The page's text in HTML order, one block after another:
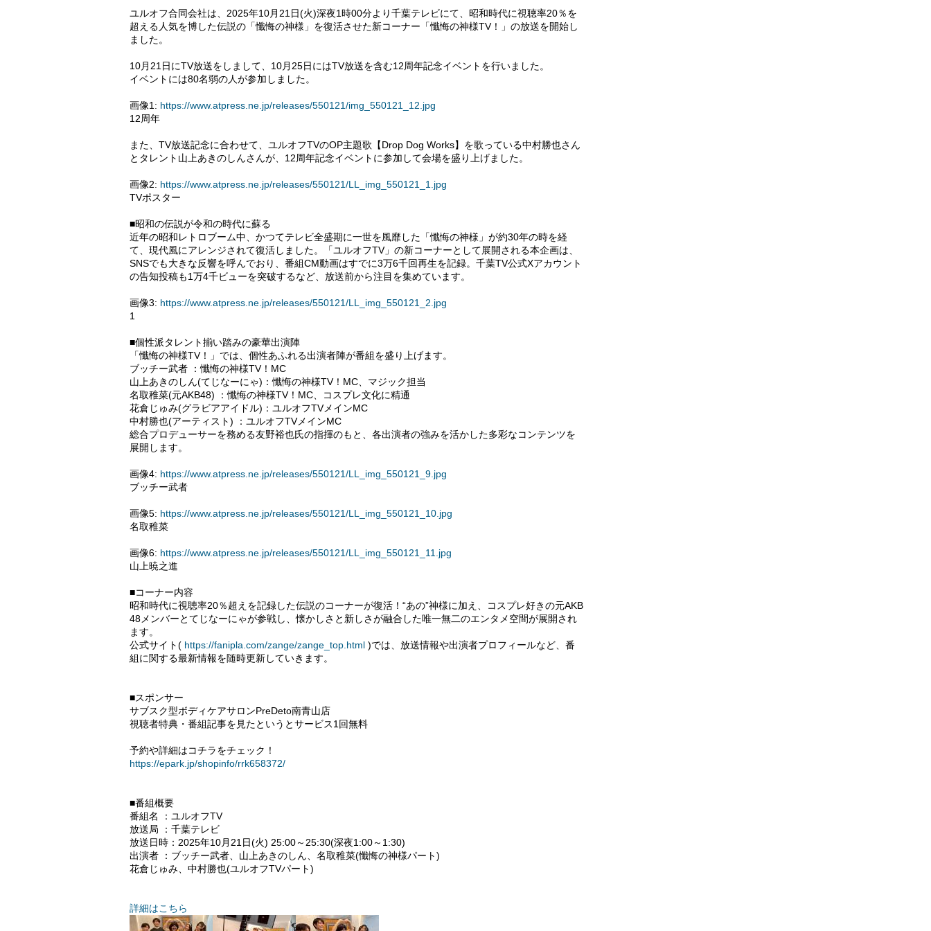
ユルオフ合同会社は、2025年10月21日(火)深夜1時00分より千葉テレビにて、昭和時代に視聴率20％を
超える人気を博した伝説の「懺悔の神様」を復活させた新コーナー「懺悔の神様TV！」の放送を開始し
ました。
10月21日にTV放送をしまして、10月25日にはTV放送を含む12周年記念イベントを行いました。
イベントには80名弱の人が参加しました。
画像1: https://www.atpress.ne.jp/releases/550121/img_550121_12.jpg
12周年
また、TV放送記念に合わせて、ユルオフTVのOP主題歌【Drop Dog Works】を歌っている中村勝也さん
とタレント山上あきのしんさんが、12周年記念イベントに参加して会場を盛り上げました。
画像2: https://www.atpress.ne.jp/releases/550121/LL_img_550121_1.jpg
TVポスター
■昭和の伝説が令和の時代に蘇る
近年の昭和レトロブーム中、かつてテレビ全盛期に一世を風靡した「懺悔の神様」が約30年の時を経
て、現代風にアレンジされて復活しました。「ユルオフTV」の新コーナーとして展開される本企画は、
SNSでも大きな反響を呼んでおり、番組CM動画はすでに3万6千回再生を記録。千葉TV公式Xアカウント
の告知投稿も1万4千ビューを突破するなど、放送前から注目を集めています。
画像3: https://www.atpress.ne.jp/releases/550121/LL_img_550121_2.jpg
1
■個性派タレント揃い踏みの豪華出演陣
「懺悔の神様TV！」では、個性あふれる出演者陣が番組を盛り上げます。
ブッチー武者 ：懺悔の神様TV！MC
山上あきのしん(てじなーにゃ)：懺悔の神様TV！MC、マジック担当
名取稚菜(元AKB48) ：懺悔の神様TV！MC、コスプレ文化に精通
花倉じゅみ(グラビアアイドル)：ユルオフTVメインMC
中村勝也(アーティスト) ：ユルオフTVメインMC
総合プロデューサーを務める友野裕也氏の指揮のもと、各出演者の強みを活かした多彩なコンテンツを
展開します。
画像4: https://www.atpress.ne.jp/releases/550121/LL_img_550121_9.jpg
ブッチー武者
画像5: https://www.atpress.ne.jp/releases/550121/LL_img_550121_10.jpg
名取稚菜
画像6: https://www.atpress.ne.jp/releases/550121/LL_img_550121_11.jpg
山上暁之進
■コーナー内容
昭和時代に視聴率20％超えを記録した伝説のコーナーが復活！“あの”神様に加え、コスプレ好きの元AKB
48メンバーとてじなーにゃが参戦し、懐かしさと新しさが融合した唯一無二のエンタメ空間が展開され
ます。
公式サイト( https://fanipla.com/zange/zange_top.html )では、放送情報や出演者プロフィールなど、番
組に関する最新情報を随時更新していきます。
■スポンサー
サブスク型ボディケアサロンPreDeto南青山店
視聴者特典・番組記事を見たというとサービス1回無料
予約や詳細はコチラをチェック！
https://epark.jp/shopinfo/rrk658372/
■番組概要
番組名 ：ユルオフTV
放送局 ：千葉テレビ
放送日時：2025年10月21日(火) 25:00～25:30(深夜1:00～1:30)
出演者 ：ブッチー武者、山上あきのしん、名取稚菜(懺悔の神様パート)
花倉じゅみ、中村勝也(ユルオフTVパート)
詳細はこちら